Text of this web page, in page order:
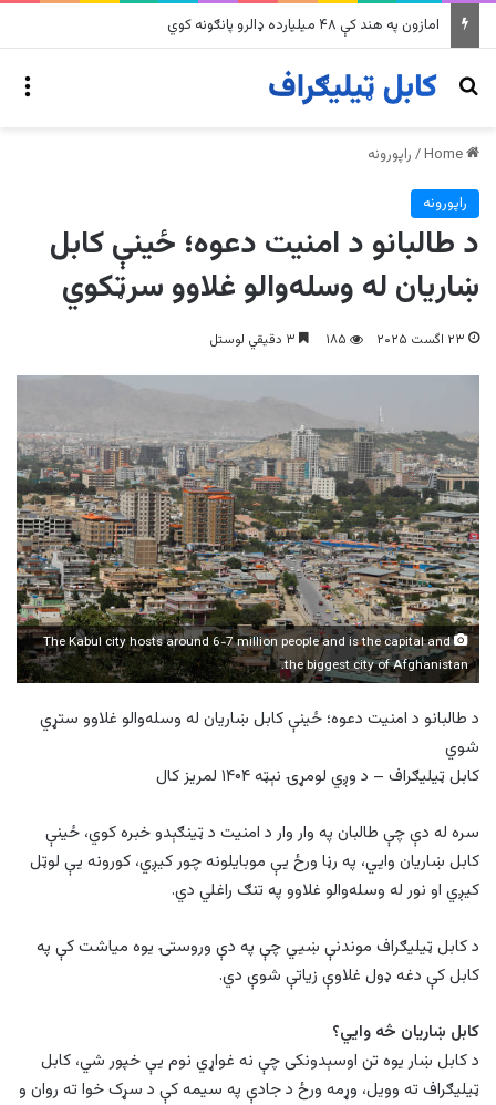
په وینزویلا کې زورورو زلزلو پراخ زیانونه اړولي
Search for
/ راپورونه
راپورونه
د طالبانو د امنیت دعوه؛ ځینې کابل
ښاریان له وسله‌والو غلاوو سرټکوي
۲۳ اگست ۲۰۲۵ ۱۸۵
The Kabul city hosts around 6-7 million people and is the capital and
the biggest city of Afghanistan.
د طالبانو د امنیت دعوه؛ ځینې کابل ښاریان له وسله‌والو غلاوو ستړي
شوي
کابل ټیلیګراف – د وږي لومړۍ نېټه ۱۴۰۴ لمریز کال
سره له دې چې طالبان په وار وار د امنیت د ټینګېدو خبره کوي، ځینې
کابل ښاریان وایي، په رڼا ورځ یې موبایلونه چور کیږي، کورونه یې لوټل
کیږي او نور له وسله‌والو غلاوو په تنګ راغلي دي.
د کابل ټیلیګراف موندنې ښیي چې په دې وروستۍ یوه میاشت کې په
کابل کې دغه ډول غلاوې زیاتې شوې دي.
کابل ښاریان څه وایي؟
د کابل ښار یوه تن اوسېدونکی چې نه غواړي نوم یې خپور شي، کابل
ټیلیګراف ته وویل، وړمه ورځ د جادې په سیمه کې د سړک خوا ته روان و